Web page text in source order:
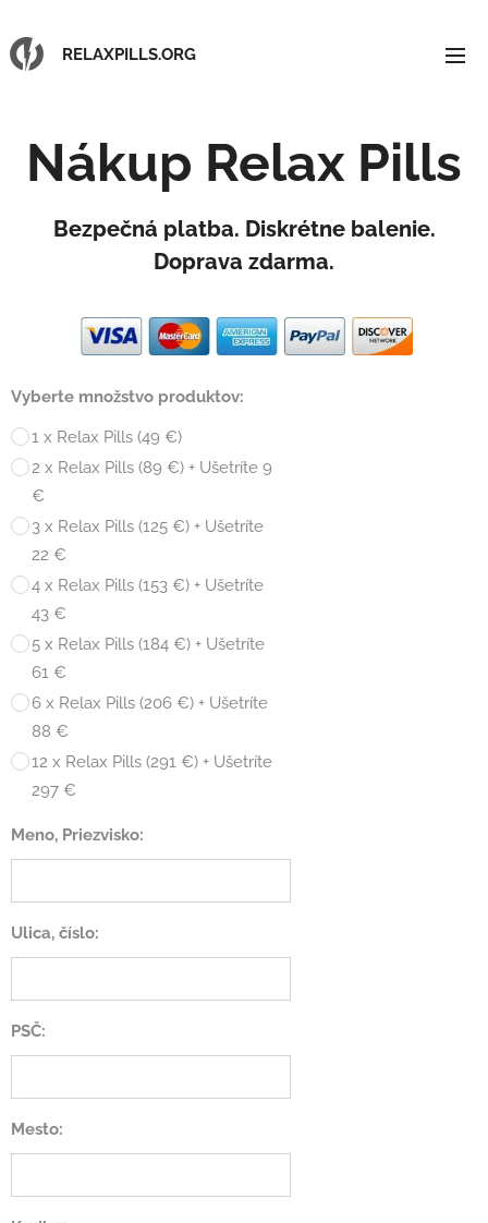
RELAXPILLS.ORG
Nákup Relax Pills
Bezpečná platba. Diskrétne balenie.
Doprava zdarma.
Vyberte množstvo produktov:
1 x Relax Pills (49 €)
2 x Relax Pills (89 €) + Ušetríte 9
€
3 x Relax Pills (125 €) + Ušetríte
22 €
4 x Relax Pills (153 €) + Ušetríte
43 €
5 x Relax Pills (184 €) + Ušetríte
61 €
6 x Relax Pills (206 €) + Ušetríte
88 €
12 x Relax Pills (291 €) + Ušetríte
297 €
Meno, Priezvisko:
Ulica, číslo:
PSČ:
Mesto: